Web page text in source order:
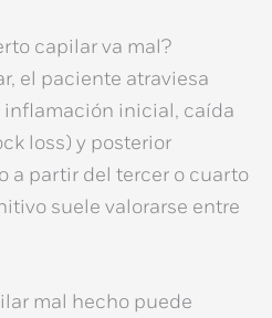
capilar va mal?
el paciente atraviesa
inflamación inicial, caída
loss) y posterior
a partir del tercer o cuarto
suele valorarse entre
mal hecho puede